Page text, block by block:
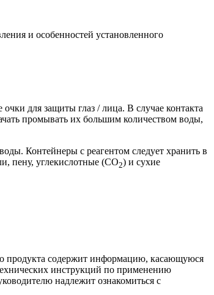
и особенностей установленного
для защиты глаз / лица. В случае контакта
промывать их большим количеством воды,
Контейнеры с реагентом следует хранить в
пену, углекислотные (CO2) и сухие
продукта содержит информацию, касающуюся
инструкций по применению
надлежит ознакомиться с